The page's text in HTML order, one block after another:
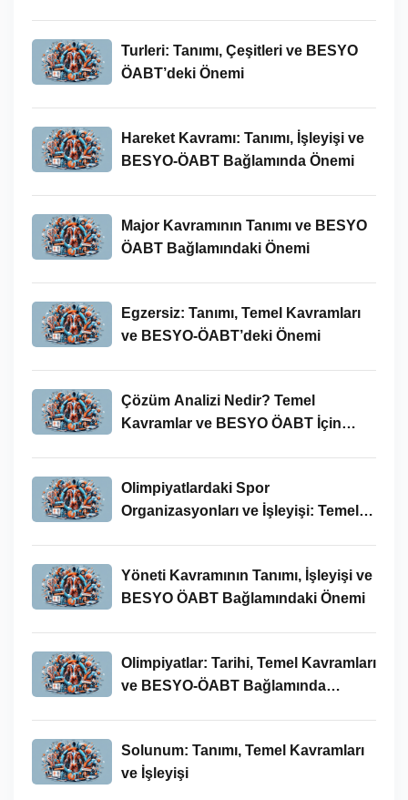
Turleri: Tanımı, Çeşitleri ve BESYO
ÖABT’deki Önemi
Hareket Kavramı: Tanımı, İşleyişi ve
BESYO-ÖABT Bağlamında Önemi
Major Kavramının Tanımı ve BESYO
ÖABT Bağlamındaki Önemi
Egzersiz: Tanımı, Temel Kavramları
ve BESYO-ÖABT’deki Önemi
Çözüm Analizi Nedir? Temel
Kavramlar ve BESYO ÖABT İçin
Olimpiyatlardaki Spor
Organizasyonları ve İşleyişi: Temel
Yöneti Kavramının Tanımı, İşleyişi ve
BESYO ÖABT Bağlamındaki Önemi
Olimpiyatlar: Tarihi, Temel Kavramları
ve BESYO-ÖABT Bağlamında
Solunum: Tanımı, Temel Kavramları
ve İşleyişi